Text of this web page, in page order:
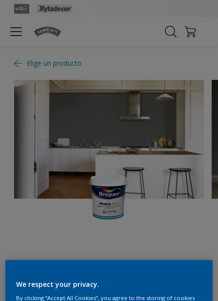
Elige un producto
Otoño
We respect your privacy.
By clicking “Accept All Cookies”, you agree to the storing of cookies